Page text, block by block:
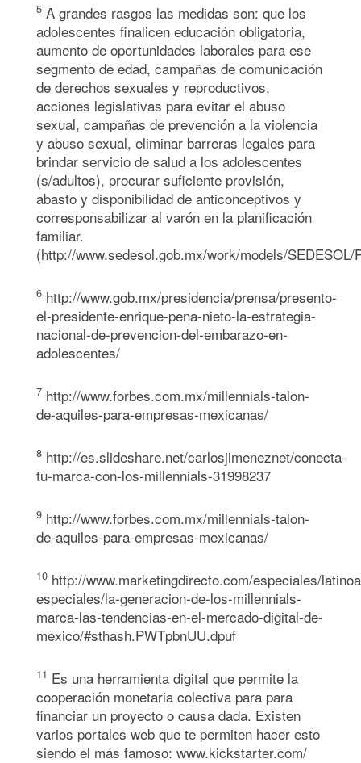
5 A grandes rasgos las medidas son: que los
adolescentes finalicen educación obligatoria,
aumento de oportunidades laborales para ese
segmento de edad, campañas de comunicación
de derechos sexuales y reproductivos,
acciones legislativas para evitar el abuso
sexual, campañas de prevención a la violencia
y abuso sexual, eliminar barreras legales para
brindar servicio de salud a los adolescentes
(s/adultos), procurar suficiente provisión,
abasto y disponibilidad de anticonceptivos y
corresponsabilizar al varón en la planificación
familiar.
(http://www.sedesol.gob.mx/work/models/SEDESOL/
6 http://www.gob.mx/presidencia/prensa/presento-
el-presidente-enrique-pena-nieto-la-estrategia-
nacional-de-prevencion-del-embarazo-en-
adolescentes/
7 http://www.forbes.com.mx/millennials-talon-
de-aquiles-para-empresas-mexicanas/
8 http://es.slideshare.net/carlosjimeneznet/conecta-
tu-marca-con-los-millennials-31998237
9 http://www.forbes.com.mx/millennials-talon-
de-aquiles-para-empresas-mexicanas/
10 http://www.marketingdirecto.com/especiales/
especiales/la-generacion-de-los-millennials-
marca-las-tendencias-en-el-mercado-digital-de-
mexico/#sthash.PWTpbnUU.dpuf
11 Es una herramienta digital que permite la
cooperación monetaria colectiva para para
financiar un proyecto o causa dada. Existen
varios portales web que te permiten hacer esto
siendo el más famoso: www.kickstarter.com/